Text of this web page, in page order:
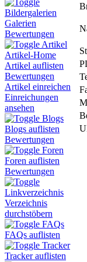
Bildergalerien
Galerien
Bewertungen
Artikel
Artikel-Home
Artikel auflisten
Bewertungen
Artikel einreichen
Einreichungen
ansehen
Blogs
Blogs auflisten
Bewertungen
Foren
Foren auflisten
Bewertungen
Linkverzeichnis
Verzeichnis
durchstöbern
FAQs
FAQs auflisten
Tracker
Tracker auflisten